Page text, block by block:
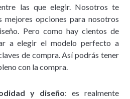
las que elegir. Nosotros te
mejores opciones para nosotros
Pero como hay cientos de
a elegir el modelo perfecto a
de compra. Así podrás tener
con la compra.
y diseño: es realmente